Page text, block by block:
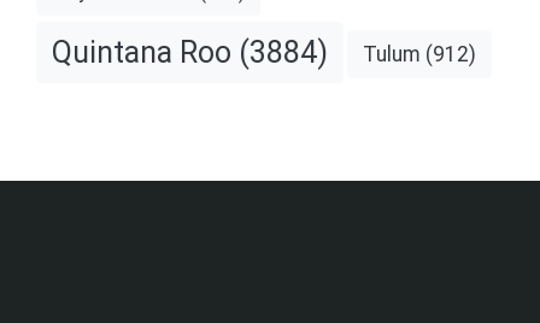
Quintana Roo (3884) Tulum (912)